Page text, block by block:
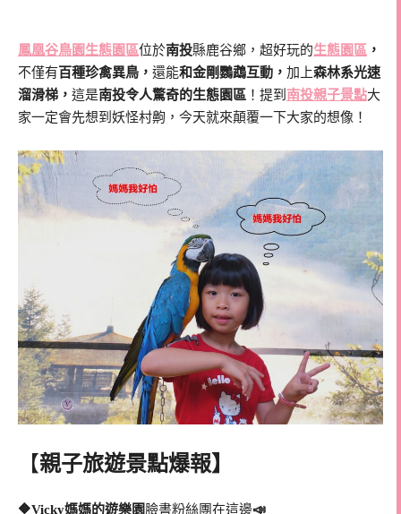
鳳凰谷鳥園生態園區位於南投縣鹿谷鄉，超好玩的生態園區 ，
不僅有百種珍禽異鳥， 還能和金剛鸚鵡互動， 加上森林系光速
溜滑梯， 這是南投令人驚奇的生態園區 ！提到 南投親子景點大
家一定會先想到妖怪村齁，今天就來顛覆一下大家的想像！
【親子旅遊景點爆報】
🔶Vicky媽媽的遊樂園臉書粉絲團在這邊📣